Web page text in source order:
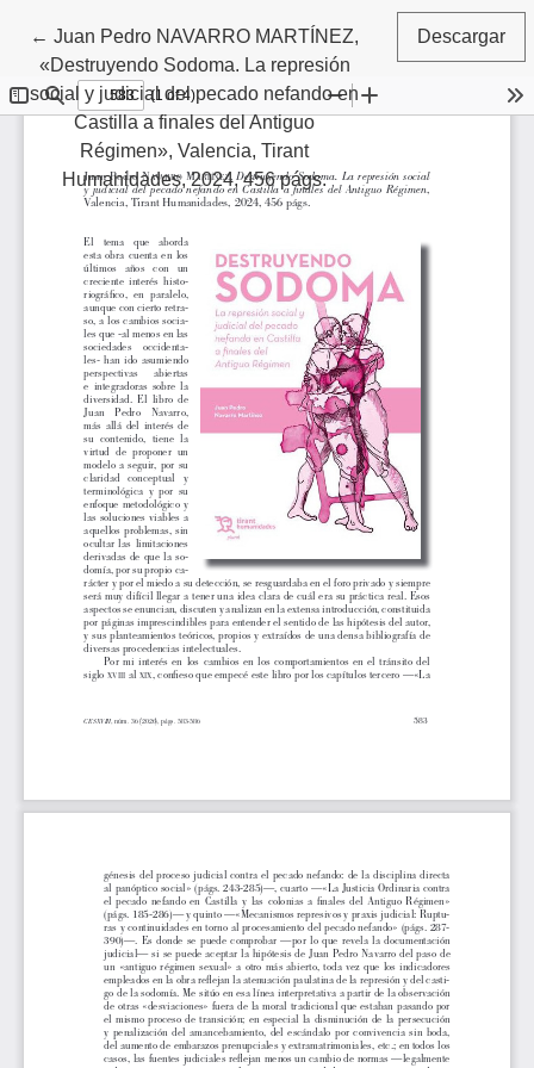
←Volver a los detalles del artículo
Juan Pedro NAVARRO MARTÍNEZ,
«Destruyendo Sodoma. La represión
social y judicial del pecado nefando en
Castilla a finales del Antiguo
Régimen», Valencia, Tirant
Humanidades, 2024, 456 págs.
Descargar